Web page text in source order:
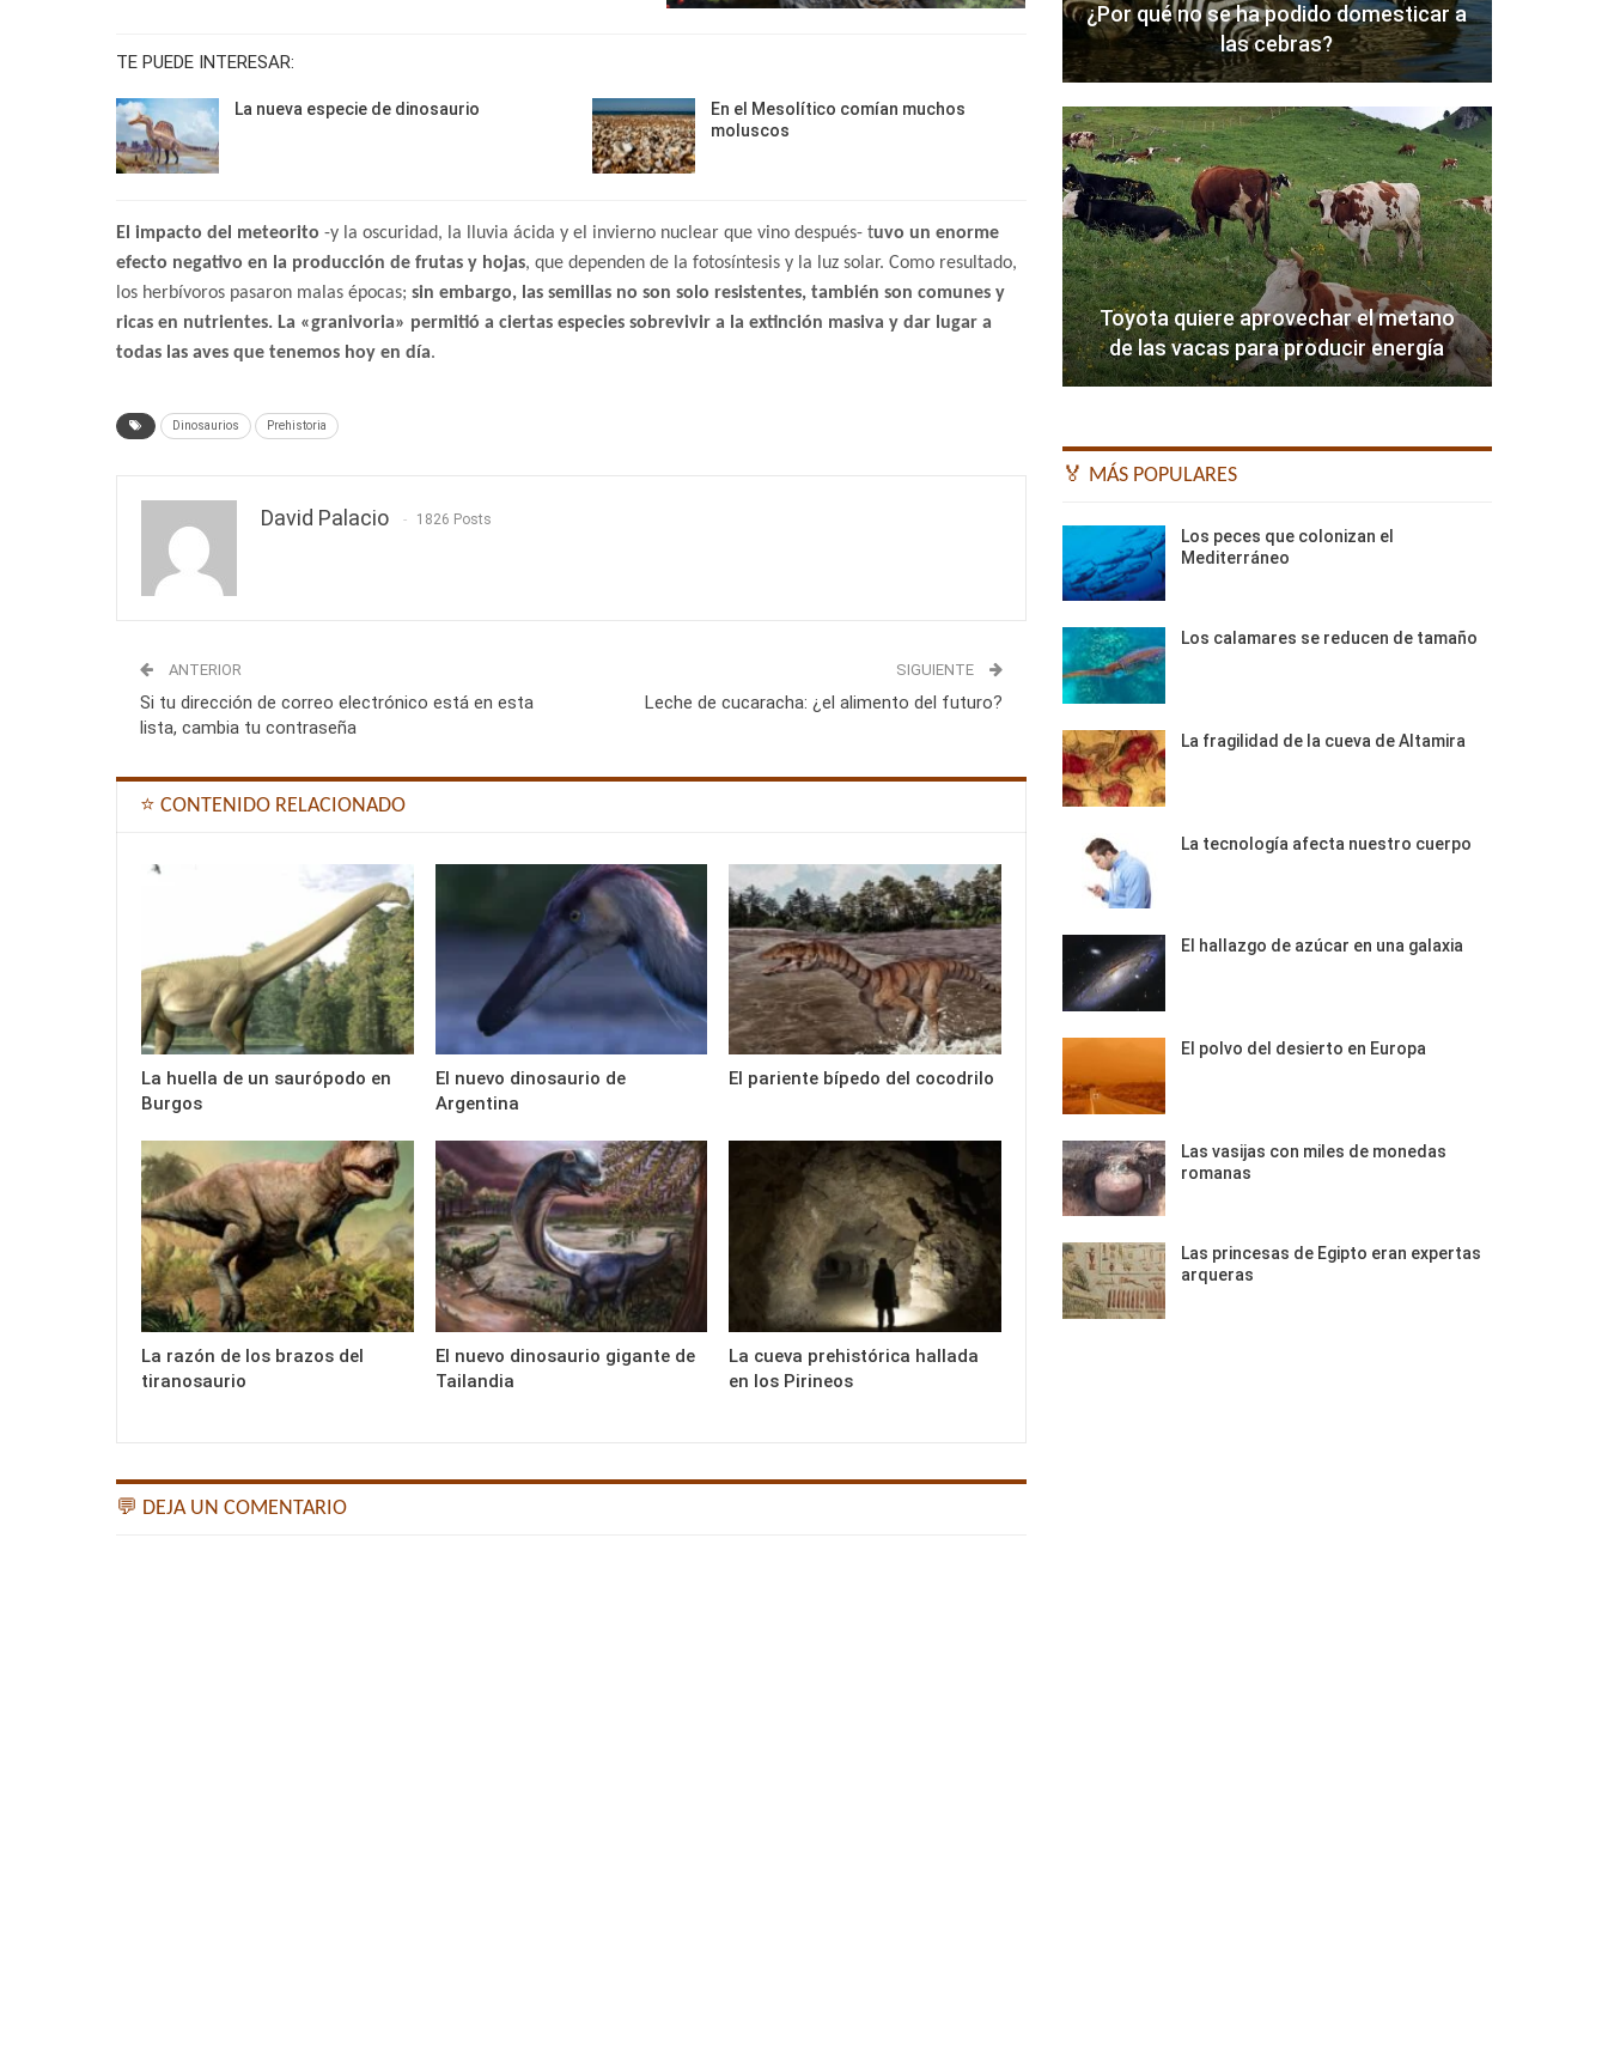
TE PUEDE INTERESAR:
La nueva especie de dinosaurio
En el Mesolítico comían muchos
moluscos
El impacto del meteorito -y la oscuridad, la lluvia ácida y el invierno nuclear que vino después- tuvo un enorme
efecto negativo en la producción de frutas y hojas, que dependen de la fotosíntesis y la luz solar. Como resultado,
los herbívoros pasaron malas épocas; sin embargo, las semillas no son solo resistentes, también son comunes y
ricas en nutrientes. La «granivoria» permitió a ciertas especies sobrevivir a la extinción masiva y dar lugar a
todas las aves que tenemos hoy en día.
Dinosaurios Prehistoria
David Palacio 1826 Posts
ANTERIOR
Si tu dirección de correo electrónico está en esta
lista, cambia tu contraseña
SIGUIENTE
Leche de cucaracha: ¿el alimento del futuro?
⭐ CONTENIDO RELACIONADO
La huella de un saurópodo en
Burgos
El nuevo dinosaurio de
Argentina
El pariente bípedo del cocodrilo
La razón de los brazos del
tiranosaurio
El nuevo dinosaurio gigante de
Tailandia
La cueva prehistórica hallada
en los Pirineos
💬 DEJA UN COMENTARIO
¿Por qué no se ha podido domesticar a
las cebras?
Toyota quiere aprovechar el metano
de las vacas para producir energía
🏅 MÁS POPULARES
Los peces que colonizan el
Mediterráneo
Los calamares se reducen de tamaño
La fragilidad de la cueva de Altamira
La tecnología afecta nuestro cuerpo
El hallazgo de azúcar en una galaxia
El polvo del desierto en Europa
Las vasijas con miles de monedas
romanas
Las princesas de Egipto eran expertas
arqueras